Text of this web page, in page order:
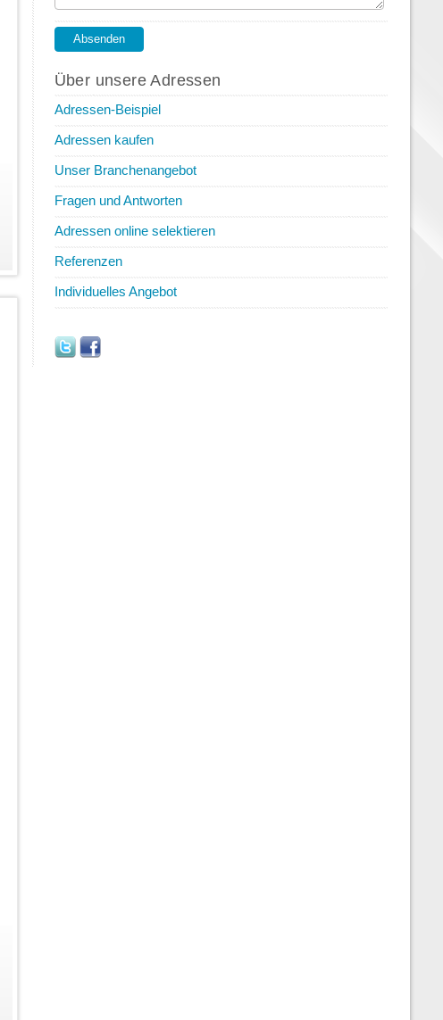
Über unsere Adressen
Adressen-Beispiel
Adressen kaufen
Unser Branchenangebot
Fragen und Antworten
Adressen online selektieren
Referenzen
Individuelles Angebot